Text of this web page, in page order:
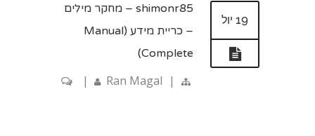
19 יול
shimonr85 – מחקר מילים
– כריית מידע (Manual
Complete)
Ran Magal |
|